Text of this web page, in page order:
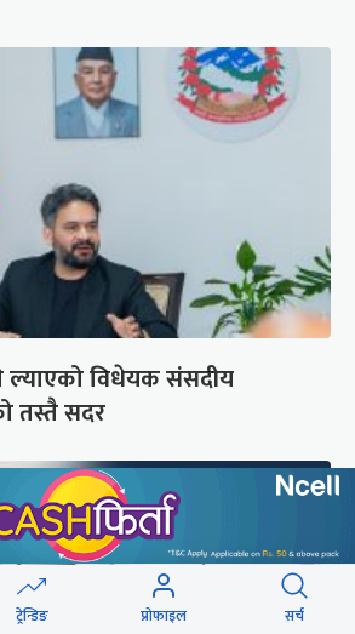
ल्याएको विधेयक संसदीय
तस्तै सदर
ट्रेन्डिङ प्रोफाइल सर्च